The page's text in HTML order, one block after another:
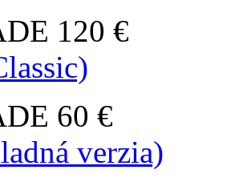
120 €
60 €
verzia)